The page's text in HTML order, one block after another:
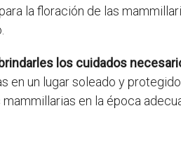
la floración de las
los cuidados
un lugar soleado y
en la época